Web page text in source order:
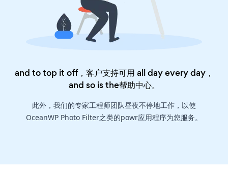
and to top it off，客户支持可用 all day every day，
and so is the帮助中心。
此外，我们的专家工程师团队昼夜不停地工作，以使
OceanWP Photo Filter之类的powr应用程序为您服务。